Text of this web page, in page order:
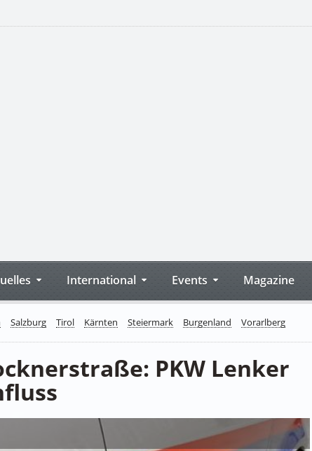
International Events Magazine
Salzburg Tirol Kärnten Steiermark Burgenland Vorarlberg
PKW Lenker